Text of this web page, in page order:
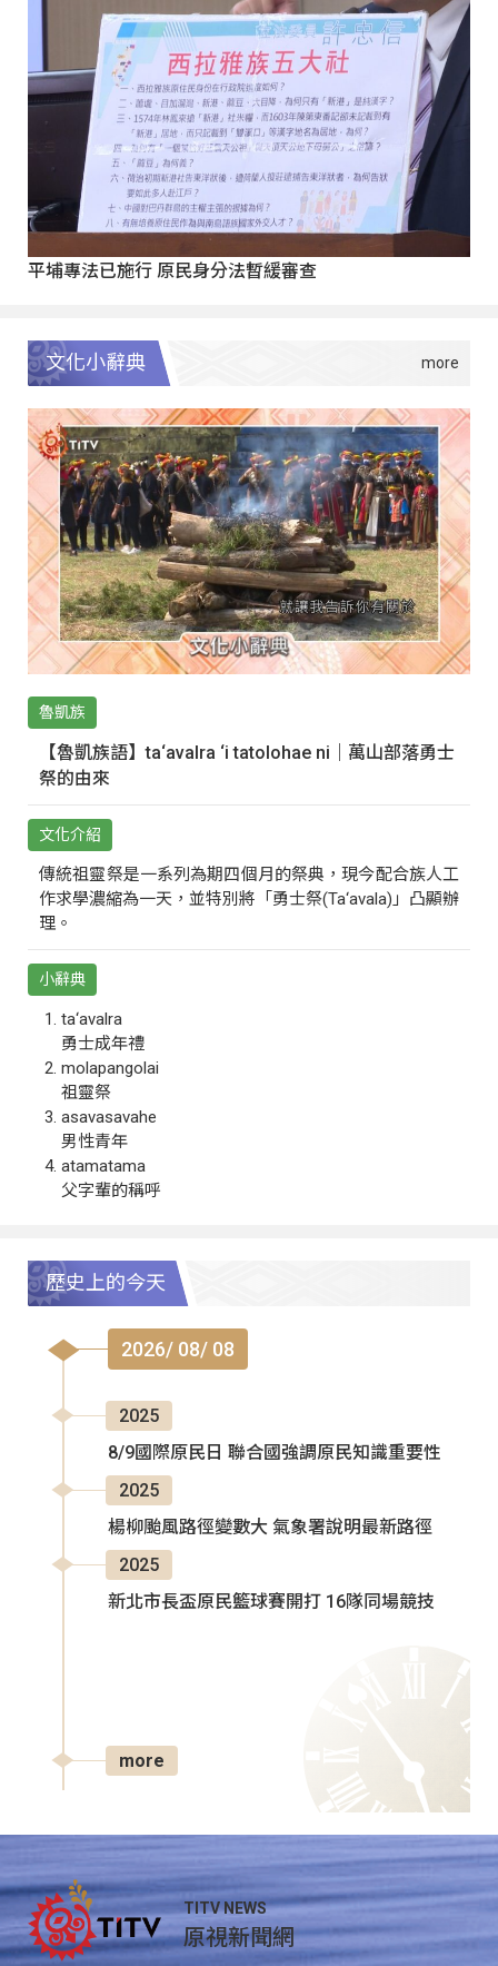
平埔專法已施行 原民身分法暫緩審查
文化小辭典
魯凱族
【魯凱族語】ta‘avalra ‘i tatolohae ni｜萬山部落勇士
祭的由來
文化介紹
傳統祖靈祭是一系列為期四個月的祭典，現今配合族人工
作求學濃縮為一天，並特別將「勇士祭(Ta‘avala)」凸顯辦
理。
小辭典
ta‘avalra
勇士成年禮
molapangolai
祖靈祭
asavasavahe
男性青年
atamatama
父字輩的稱呼
歷史上的今天
2026/ 08/ 08
2025
8/9國際原民日 聯合國強調原民知識重要性
2025
楊柳颱風路徑變數大 氣象署說明最新路徑
2025
新北市長盃原民籃球賽開打 16隊同場競技
more
TITV NEWS
原視新聞網